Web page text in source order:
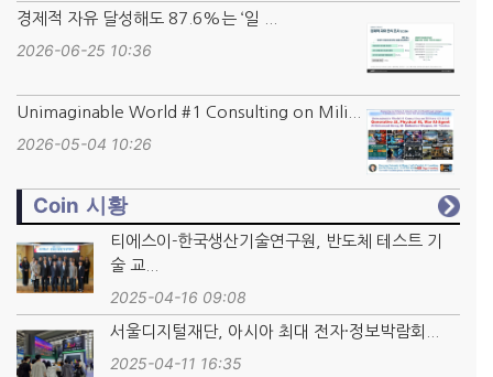
경제적 자유 달성해도 87.6%는 ‘일 ...
2026-06-25 10:36
Unimaginable World #1 Consulting on Mili...
2026-05-04 10:26
Coin 시황
티에스이-한국생산기술연구원, 반도체 테스트 기
술 교...
2025-04-16 09:08
서울디지털재단, 아시아 최대 전자·정보박람회...
2025-04-11 16:35